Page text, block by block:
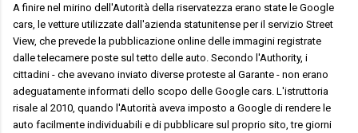
A finire nel mirino dell'Autorità della riservatezza erano state le Google
cars, le vetture utilizzate dall'azienda statunitense per il servizio Street
View, che prevede la pubblicazione online delle immagini registrate
dalle telecamere poste sul tetto delle auto. Secondo l'Authority, i
cittadini - che avevano inviato diverse proteste al Garante - non erano
adeguatamente informati dello scopo delle Google cars. L'istruttoria
risale al 2010, quando l'Autorità aveva imposto a Google di rendere le
auto facilmente individuabili e di pubblicare sul proprio sito, tre giorni